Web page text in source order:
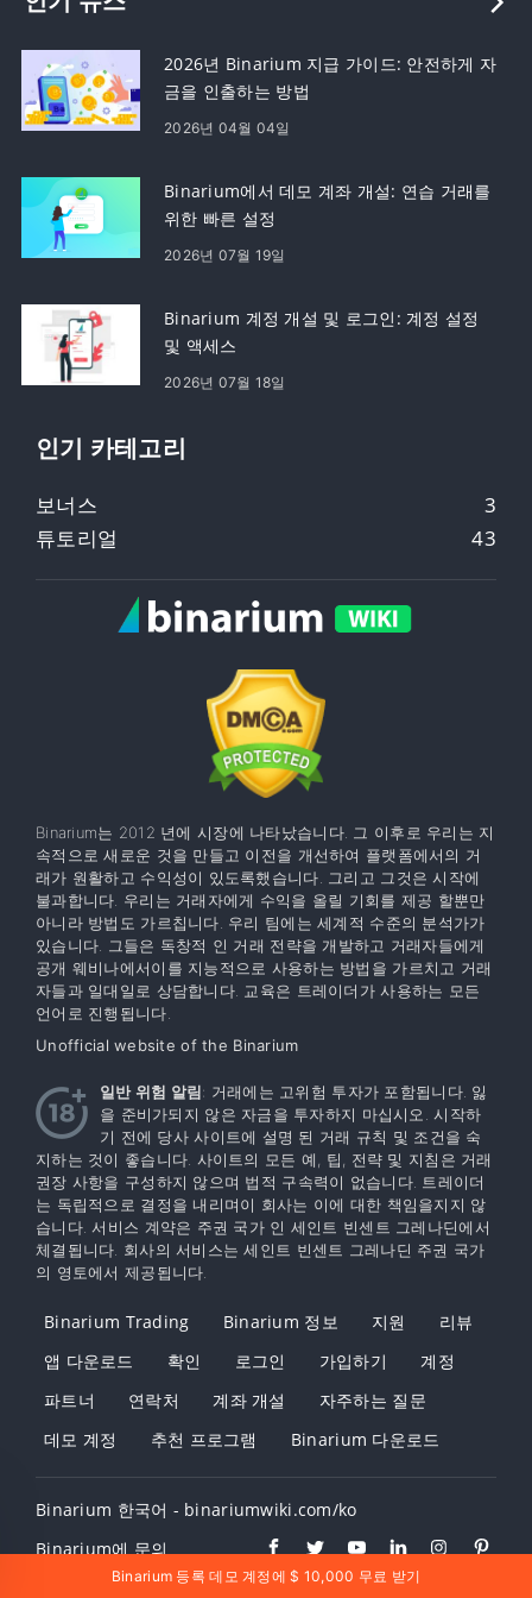
2026년 Binarium 지급 가이드: 안전하게 자
금을 인출하는 방법
2026년 04월 04일
Binarium에서 데모 계좌 개설: 연습 거래를
위한 빠른 설정
2026년 07월 19일
Binarium 계정 개설 및 로그인: 계정 설정
및 액세스
2026년 07월 18일
인기 카테고리
보너스
3
튜토리얼
43
Binarium는 2012 년에 시장에 나타났습니다. 그 이후로 우리는 지
속적으로 새로운 것을 만들고 이전을 개선하여 플랫폼에서의 거
래가 원활하고 수익성이 있도록했습니다. 그리고 그것은 시작에
불과합니다. 우리는 거래자에게 수익을 올릴 기회를 제공 할뿐만
아니라 방법도 가르칩니다. 우리 팀에는 세계적 수준의 분석가가
있습니다. 그들은 독창적 인 거래 전략을 개발하고 거래자들에게
공개 웨비나에서이를 지능적으로 사용하는 방법을 가르치고 거래
자들과 일대일로 상담합니다. 교육은 트레이더가 사용하는 모든
언어로 진행됩니다.
Unofficial website of the Binarium
일반 위험 알림: 거래에는 고위험 투자가 포함됩니다. 잃
을 준비가되지 않은 자금을 투자하지 마십시오. 시작하
기 전에 당사 사이트에 설명 된 거래 규칙 및 조건을 숙
지하는 것이 좋습니다. 사이트의 모든 예, 팁, 전략 및 지침은 거래
권장 사항을 구성하지 않으며 법적 구속력이 없습니다. 트레이더
는 독립적으로 결정을 내리며이 회사는 이에 대한 책임을지지 않
습니다. 서비스 계약은 주권 국가 인 세인트 빈센트 그레나딘에서
체결됩니다. 회사의 서비스는 세인트 빈센트 그레나딘 주권 국가
의 영토에서 제공됩니다.
Binarium Trading Binarium 정보 지원
리뷰
앱 다운로드
확인 로그인 가입하기
계정
파트너
연락처 계좌 개설
자주하는 질문
데모 계정
추천 프로그램 Binarium 다운로드
Binarium 한국어 - binariumwiki.com/ko
Binarium에 문의
Binarium 등록 데모 계정에 $ 10,000 무료 받기